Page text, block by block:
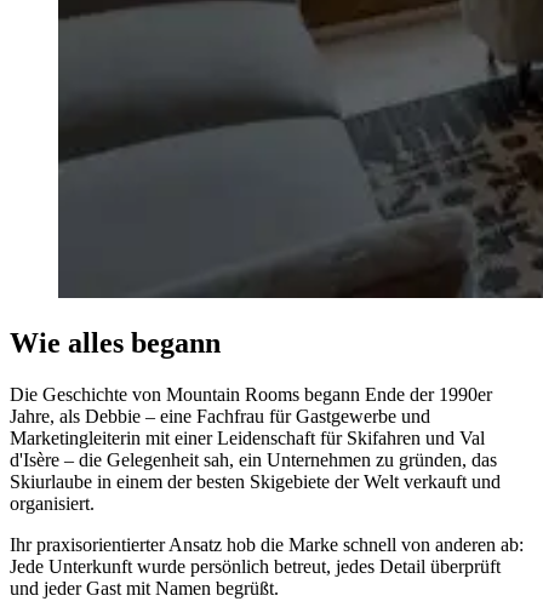
Wie alles begann
Die Geschichte von Mountain Rooms begann Ende der 1990er
Jahre, als Debbie – eine Fachfrau für Gastgewerbe und
Marketingleiterin mit einer Leidenschaft für Skifahren und Val
d'Isère – die Gelegenheit sah, ein Unternehmen zu gründen, das
Skiurlaube in einem der besten Skigebiete der Welt verkauft und
organisiert.
Ihr praxisorientierter Ansatz hob die Marke schnell von anderen ab:
Jede Unterkunft wurde persönlich betreut, jedes Detail überprüft
und jeder Gast mit Namen begrüßt.